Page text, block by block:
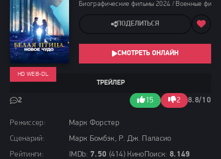
Биографические фильмы 2024 / Военные
Режиссер:
Марк Форстер
Сценарий:
Марк Бомбэк, Р. Дж. Паласио
Рейтинги:
IMDb: 7.50 (414) КиноПоиск: 8.149
ТРЕЙЛЕР
2 15 2 8.8/10
HD WEB-DL
ПОДЕЛИТЬСЯ
СМОТРЕТЬ ОНЛАЙН